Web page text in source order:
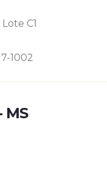
C1
1002
MS